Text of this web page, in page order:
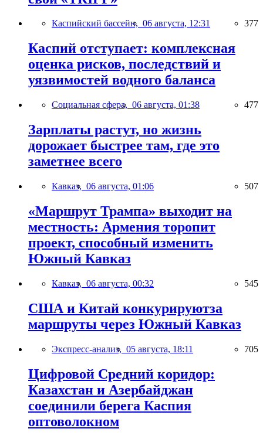
Каспийский бассейн, 06 августа, 12:31 377
Каспий отступает: комплексная
оценка рисков, последствий и
уязвимостей водного баланса
Социальная сфера, 06 августа, 01:38 477
Зарплаты растут, но жизнь
дорожает быстрее там, где это
заметнее всего
Кавказ, 06 августа, 01:06 507
«Маршрут Трампа» выходит на
местность: Армения торопит
проект, способный изменить
Южный Кавказ
Кавказ, 06 августа, 00:32 545
США и Китай конкурируютза
маршруты через Южный Кавказ
Экспресс-анализ, 05 августа, 18:11 705
Цифровой Средний коридор:
Казахстан и Азербайджан
соединили берега Каспия
оптоволокном